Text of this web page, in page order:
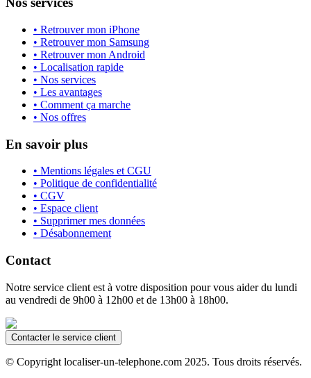
• Retrouver mon iPhone
• Retrouver mon Samsung
• Retrouver mon Android
• Localisation rapide
• Nos services
• Les avantages
• Comment ça marche
• Nos offres
En savoir plus
• Mentions légales et CGU
• Politique de confidentialité
• CGV
• Espace client
• Supprimer mes données
• Désabonnement
Contact
Notre service client est à votre disposition pour vous aider du lundi
au vendredi de 9h00 à 12h00 et de 13h00 à 18h00.
Contacter le service client
© Copyright localiser-un-telephone.com 2025. Tous droits réservés.